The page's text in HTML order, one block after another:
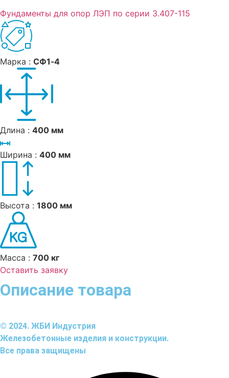
Фундаменты для опор ЛЭП по серии 3.407-115
Марка : СФ1‑4
Длина : 400 мм
Ширина : 400 мм
Высота : 1800 мм
Масса : 700 кг
Оставить заявку
Описание товара
© 2024. ЖБИ Индустрия
Железобетонные изделия и конструкции.
Все права защищены